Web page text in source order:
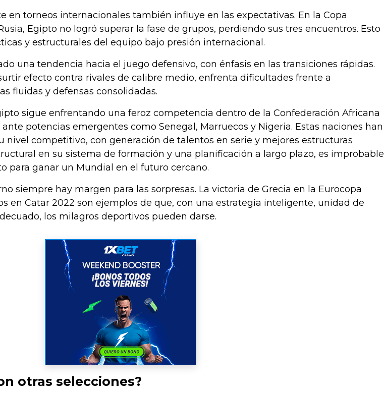
en torneos internacionales también influye en las expectativas. En la Copa
Egipto no logró superar la fase de grupos, perdiendo sus tres encuentros. Esto
y estructurales del equipo bajo presión internacional.
una tendencia hacia el juego defensivo, con énfasis en las transiciones rápidas.
efecto contra rivales de calibre medio, enfrenta dificultades frente a
fluidas y defensas consolidadas.
sigue enfrentando una feroz competencia dentro de la Confederación Africana
potencias emergentes como Senegal, Marruecos y Nigeria. Estas naciones han
nivel competitivo, con generación de talentos en serie y mejores estructuras
en su sistema de formación y una planificación a largo plazo, es improbable
para ganar un Mundial en el futuro cercano.
siempre hay margen para las sorpresas. La victoria de Grecia en la Eurocopa
en Catar 2022 son ejemplos de que, con una estrategia inteligente, unidad de
los milagros deportivos pueden darse.
otras selecciones?